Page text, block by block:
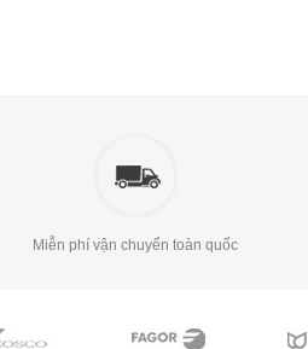
Miễn phí vận chuyển toàn quốc